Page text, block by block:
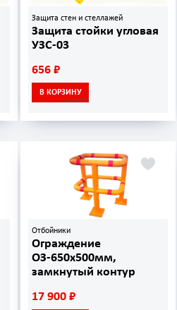
Защита стен и стеллажей
Защита стойки угловая
УЗС-03
656 ₽
В КОРЗИНУ
Отбойники
Ограждение
ОЗ-650х500мм,
замкнутый контур
17 900 ₽